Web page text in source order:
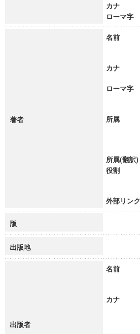
カナ
ローマ字
著者
名前
カナ
ローマ字
所属
所属(翻訳)
役割
外部リンク
版
出版地
出版者
名前
カナ